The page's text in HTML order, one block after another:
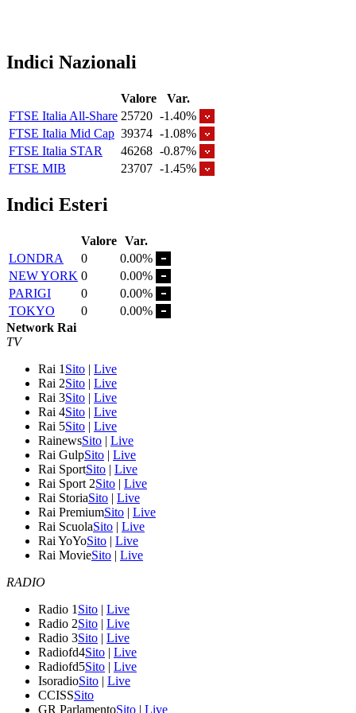
Indici Nazionali
Valore
Var.
FTSE Italia All-Share 25720 -1.40%
FTSE Italia Mid Cap 39374 -1.08%
FTSE Italia STAR
46268 -0.87%
FTSE MIB
23707 -1.45%
Indici Esteri
Valore Var.
LONDRA
0
0.00%
NEW YORK 0
0.00%
PARIGI
0
0.00%
TOKYO
0
0.00%
Network Rai
TV
Rai 1 Sito | Live
Rai 2Sito | Live
Rai 3Sito | Live
Rai 4Sito | Live
Rai 5Sito | Live
RainewsSito | Live
Rai GulpSito | Live
Rai SportSito | Live
Rai Sport 2Sito | Live
Rai StoriaSito | Live
Rai PremiumSito | Live
Rai ScuolaSito | Live
Rai YoYoSito | Live
Rai MovieSito | Live
RADIO
Radio 1 Sito | Live
Radio 2Sito | Live
Radio 3Sito | Live
Radiofd4Sito | Live
Radiofd5Sito | Live
IsoradioSito | Live
CCISSSito
GR ParlamentoSito | Live